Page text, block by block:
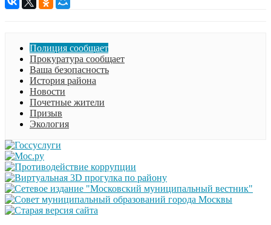
Полиция сообщает
Прокуратура сообщает
Ваша безопасность
История района
Новости
Почетные жители
Призыв
Экология